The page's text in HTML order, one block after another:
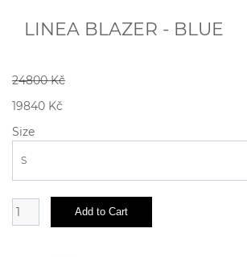
LINEA BLAZER - BLUE
24800 Kč
19840 Kč
Size